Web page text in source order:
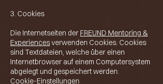
3. Cookies
Die Internetseiten der FREUND Mentoring &
Experiencesverwenden Cookies. Cookies
sind Textdateien, welche über einen
Internetbrowser auf einem Computersystem
abgelegt und gespeichert werden.
Cookie-Einstellungen